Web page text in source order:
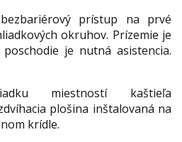
prístup na prvé
okruhov. Prízemie je
je nutná asistencia.
miestností kaštieľa
plošina inštalovaná na
krídle.